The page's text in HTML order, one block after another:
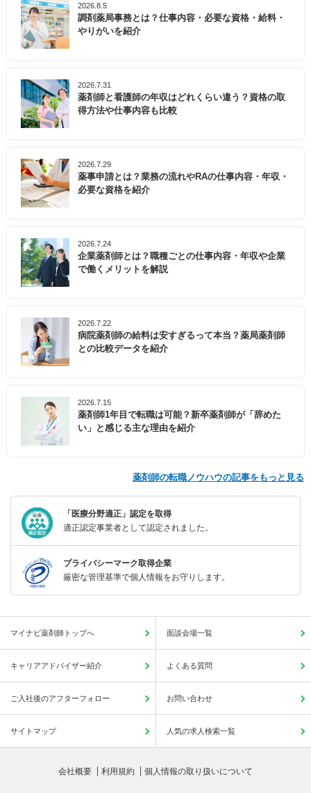
2026.8.5
調剤薬局事務とは？仕事内容・必要な資格・給料・
やりがいを紹介
2026.7.31
薬剤師と看護師の年収はどれくらい違う？資格の取
得方法や仕事内容も比較
2026.7.29
薬事申請とは？業務の流れやRAの仕事内容・年収・
必要な資格を紹介
2026.7.24
企業薬剤師とは？職種ごとの仕事内容・年収や企業
で働くメリットを解説
2026.7.22
病院薬剤師の給料は安すぎるって本当？薬局薬剤師
との比較データを紹介
2026.7.15
薬剤師1年目で転職は可能？新卒薬剤師が「辞めた
い」と感じる主な理由を紹介
薬剤師の転職ノウハウの記事をもっと見る
「医療分野適正」認定を取得
適正認定事業者として認定されました。
プライバシーマーク取得企業
厳密な管理基準で個人情報をお守りします。
マイナビ薬剤師トップへ 面談会場一覧
キャリアアドバイザー紹介 よくある質問
ご入社後のアフターフォロー お問い合わせ
サイトマップ 人気の求人検索一覧
会社概要 利用規約 個人情報の取り扱いについて